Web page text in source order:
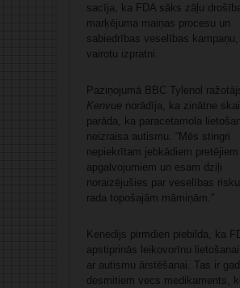
sacīja, ka FDA sāks zāļu
marķējuma maiņas procesu un
sabiedrības veselības kampaņu,
vairotu izpratni.
Paziņojumā BBC Tylenol
Kenvue norādīja, ka zinātne
parāda, ka paracetamola
neizraisa autismu. “Mēs stingri
nepiekrītam jebkādiem pretējiem
apgalvojumiem un esam dziļi
noraizējušies par veselības
rada topošajām māmiņām.”
Kenedijs pirmdien piebilda, ka
apstiprinās leikovorīnu
ar autismu ārstēšanai. Tas ir
desmitiem vecs medikaments,